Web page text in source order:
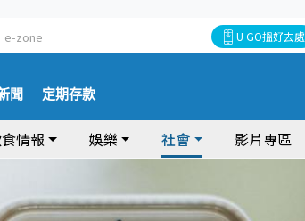
e-zone U GO搵好去處
聞 定期存款
情報 娛樂 社會 影片專區